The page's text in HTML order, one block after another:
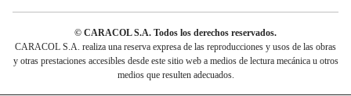
© CARACOL S.A. Todos los derechos reservados.
CARACOL S.A. realiza una reserva expresa de las reproducciones y usos de las obras
y otras prestaciones accesibles desde este sitio web a medios de lectura mecánica u otros
medios que resulten adecuados.